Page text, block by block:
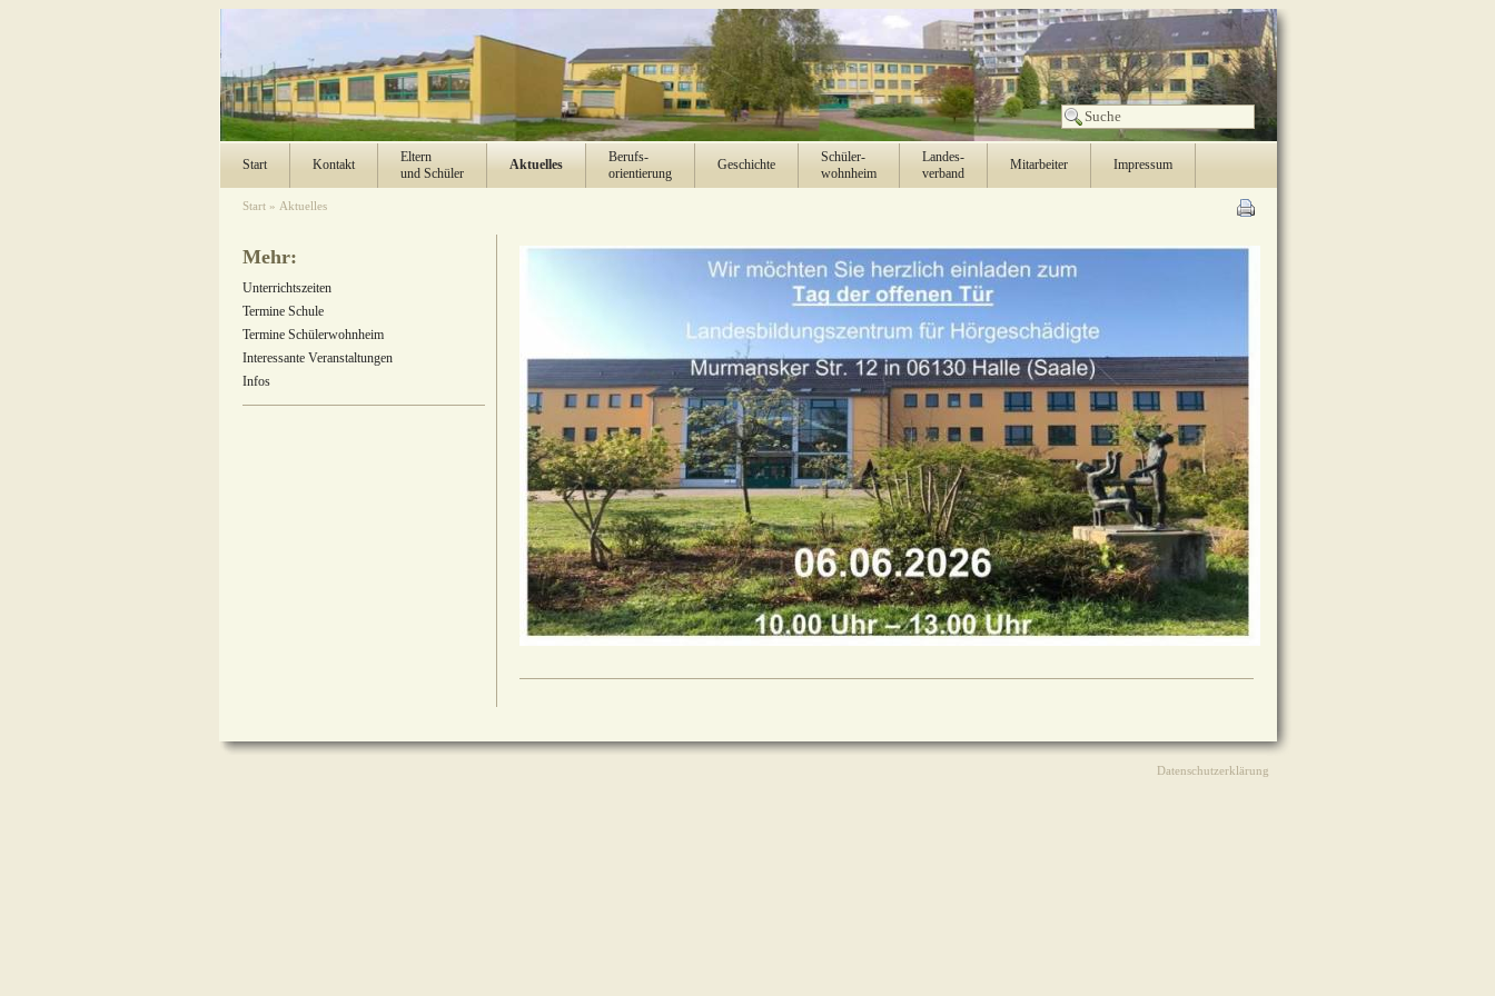
Start Kontakt
Eltern
und Schüler
Aktuelles
Berufs-
orientierung
Geschichte
Schüler-
wohnheim
Landes-
verband
Mitarbeiter Impressum
Start» Aktuelles
Mehr:
Unterrichtszeiten
Termine Schule
Termine Schülerwohnheim
Interessante Veranstaltungen
Infos
Datenschutzerklärung